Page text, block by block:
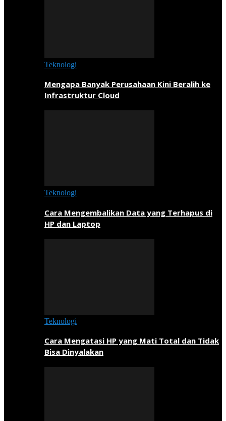
Teknologi
Mengapa Banyak Perusahaan Kini Beralih ke
Infrastruktur Cloud
Teknologi
Cara Mengembalikan Data yang Terhapus di
HP dan Laptop
Teknologi
Cara Mengatasi HP yang Mati Total dan Tidak
Bisa Dinyalakan